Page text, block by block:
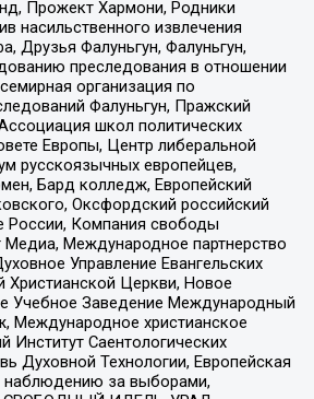
Прожект Хармони, Родники
насильственного извлечения
Друзья Фалуньгун, Фалуньгун,
преследования в отношении
организация по
Фалуньгун, Пражский
школ политических
Европы, Центр либеральной
русскоязычных европейцев,
Бард колледж, Европейский
Оксфордский российский
Компания свободы
Международное партнерство
Управление Евангельских
Христианской Церкви, Новое
Учебное Заведение Международный
Международное христианское
Институт Саентологических
Духовной Технологии, Европейская
наблюдению за выборами,